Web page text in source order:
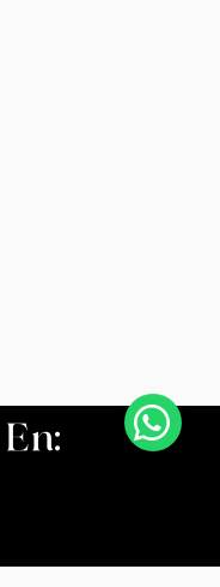
En: